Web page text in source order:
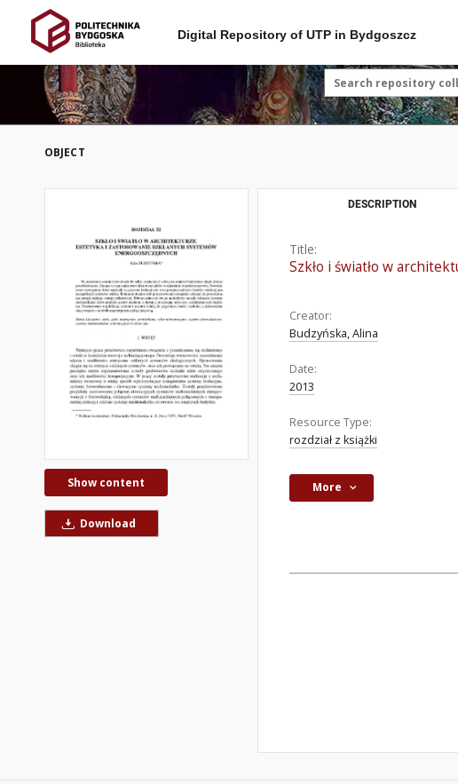
Digital Repository of UTP in Bydgoszcz
OBJECT
Show content
Download
DESCRIPTION
Title:
Szkło i światło w
Creator:
Budzyńska, Alina
Date:
2013
Resource Type:
rozdział z książki
More